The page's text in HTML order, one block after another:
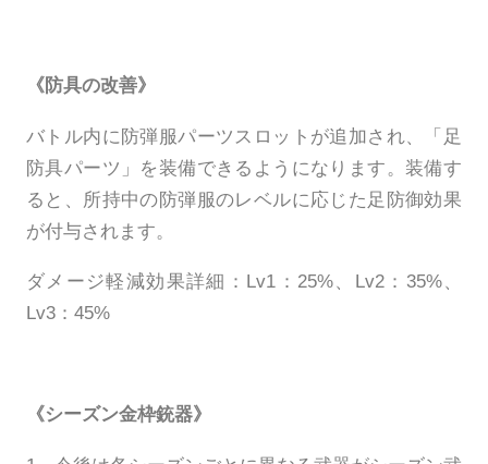
《防具の改善》
バトル内に防弾服パーツスロットが追加され、「足
防具パーツ」を装備できるようになります。装備す
ると、所持中の防弾服のレベルに応じた足防御効果
が付与されます。
ダメージ軽減効果詳細：Lv1：25%、Lv2：35%、
Lv3：45%
《シーズン金枠銃器》